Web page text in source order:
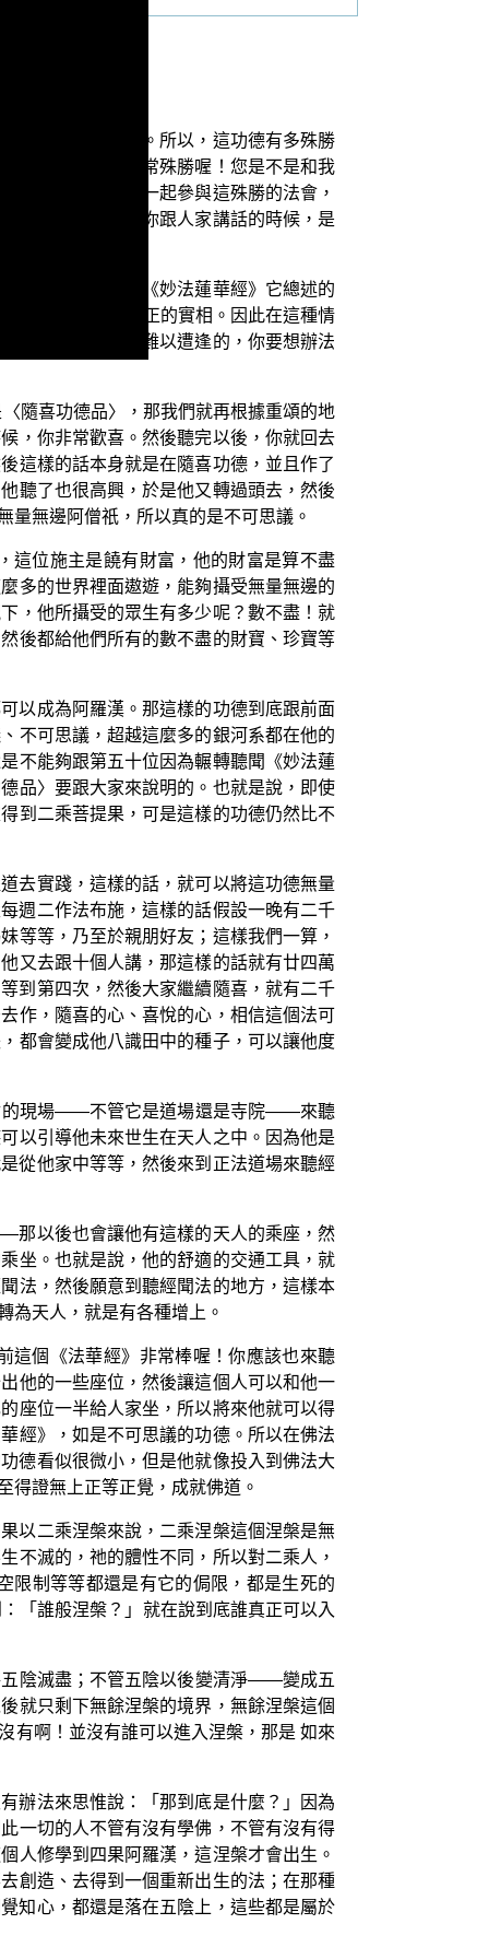
不可思議的功德。所以，這功德有多殊勝
華經》的法會非常殊勝喔！您是不是和我
你邀請了別人也一起參與這殊勝的法會，
有疾病；乃至於你跟人家講話的時候，是
議的功德。尤其《妙法蓮華經》它總述的
道理，這就是真正的實相。因此在這種情
千萬劫、千萬劫難以遭逢的，你要想辦法
隨喜功德品〉，那我們就再根據重頌的地
，你非常歡喜。然後聽完以後，你就回去
這樣的話本身就是在隨喜功德，並且作了
聽了也很高興，於是他又轉過頭去，然後
量無邊阿僧祇，所以真的是不可思議。
這位施主是饒有財富，他的財富是算不盡
多的世界裡面遨遊，能夠攝受無量無邊的
，他所攝受的眾生有多少呢？數不盡！就
後都給他們所有的數不盡的財寶、珍寶等
以成為阿羅漢。那這樣的功德到底跟前面
不可思議，超越這麼多的銀河系都在他的
不能夠跟第五十位因為輾轉聽聞《妙法蓮
品〉要跟大家來說明的。也就是說，即使
到二乘菩提果，可是這樣的功德仍然比不
去實踐，這樣的話，就可以將這功德無量
週二作法布施，這樣的話假設一晚有二千
等等，乃至於親朋好友；這樣我們一算，
又去跟十個人講，那這樣的話就有廿四萬
到第四次，然後大家繼續隨喜，就有二千
作，隨喜的心、喜悅的心，相信這個法可
都會變成他八識田中的種子，可以讓他度
的現場——不管它是道場還是寺院——來聽
以引導他未來世生在天人之中。因為他是
從他家中等等，然後來到正法道場來聽經
以後也會讓他有這樣的天人的乘座，然
坐。也就是說，他的舒適的交通工具，就
法，然後願意到聽經聞法的地方，這樣本
為天人，就是有各種增上。
這個《法華經》非常棒喔！你應該也來聽
他的一些座位，然後讓這個人可以和他一
座位一半給人家坐，所以將來他就可以得
經》，如是不可思議的功德。所以在佛法
看似很微小，但是他就像投入到佛法大
得證無上正等正覺，成就佛道。
以二乘涅槃來說，二乘涅槃這個涅槃是無
不滅的，祂的體性不同，所以對二乘人，
限制等等都還是有它的侷限，都是生死的
「誰般涅槃？」就在說到底誰真正可以入
五陰滅盡；不管五陰以後變清淨——變成五
就只剩下無餘涅槃的境界，無餘涅槃這個
有啊！並沒有誰可以進入涅槃，那是 如來
辦法來思惟說：「那到底是什麼？」因為
一切的人不管有沒有學佛，不管有沒有得
人修學到四果阿羅漢，這涅槃才會出生。
創造、去得到一個重新出生的法；在那種
知心，都還是落在五陰上，這些都是屬於